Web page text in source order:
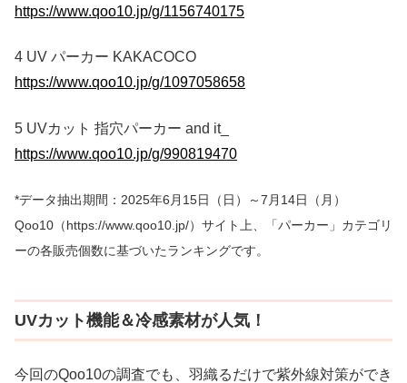
https://www.qoo10.jp/g/1156740175
4 UV パーカー KAKACOCO
https://www.qoo10.jp/g/1097058658
5 UVカット 指穴パーカー and it_
https://www.qoo10.jp/g/990819470
*データ抽出期間：2025年6月15日（日）～7月14日（月）
Qoo10（https://www.qoo10.jp/）サイト上、「パーカー」カテゴリ
ーの各販売個数に基づいたランキングです。
UVカット機能＆冷感素材が人気！
今回のQoo10の調査でも、羽織るだけで紫外線対策ができ